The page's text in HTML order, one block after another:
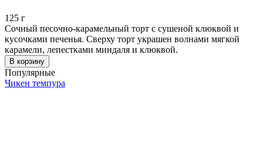
125 г
Сочный песочно-карамельный торт с сушеной клюквой и
кусочками печенья. Сверху торт украшен волнами мягкой
карамели, лепестками миндаля и клюквой.
В корзину
Популярные
Чикен темпура